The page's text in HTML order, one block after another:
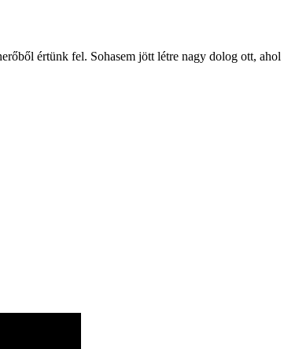
értünk fel. Sohasem jött létre nagy dolog ott,